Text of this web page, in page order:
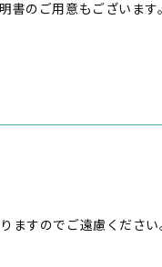
書のご用意もございます
ますのでご遠慮ください